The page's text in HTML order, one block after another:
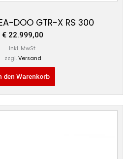
DOO GTR-X RS 300
€ 22.999,00
Inkl. MwSt.
zzgl. Versand
den Warenkorb